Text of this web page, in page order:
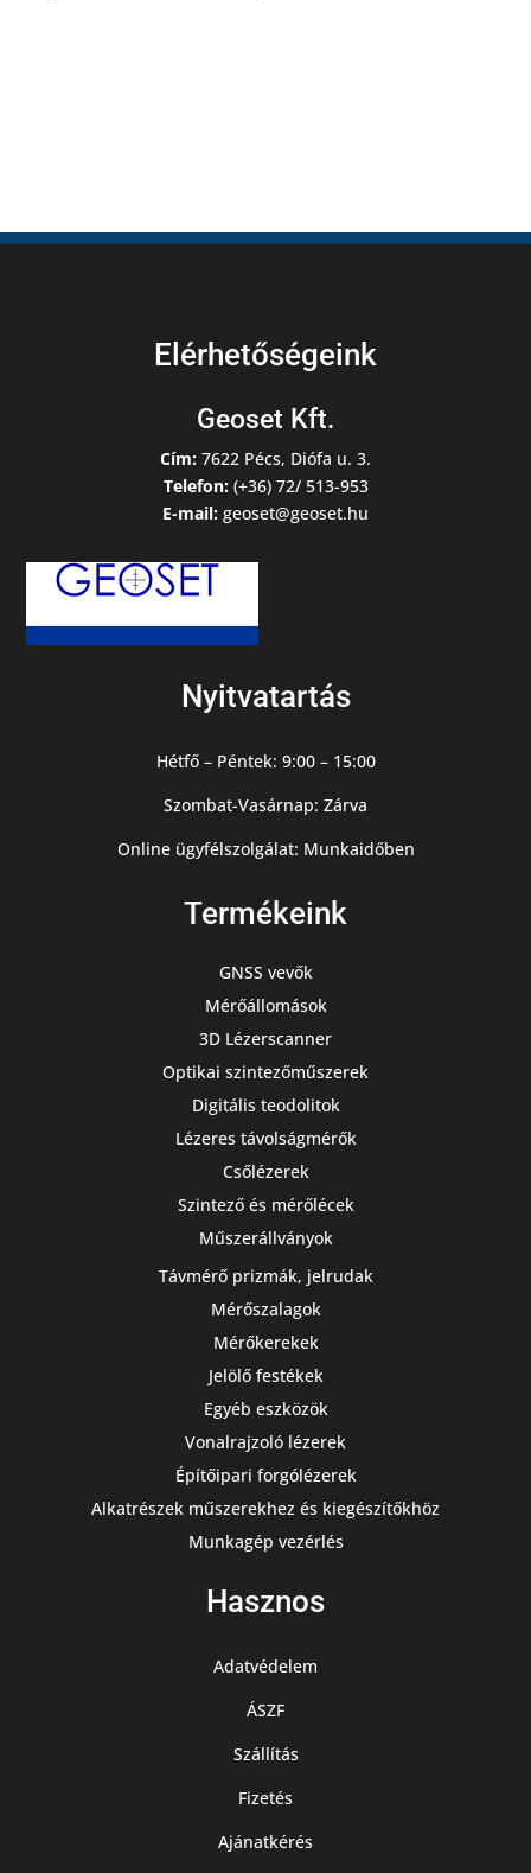
Elérhetőségeink
Geoset Kft.
Cím: 7622 Pécs, Diófa u. 3.
Telefon:(+36) 72/ 513-953
E-mail: geoset@geoset.hu
Nyitvatartás
Hétfő – Péntek: 9:00 – 15:00
Szombat-Vasárnap: Zárva
Online ügyfélszolgálat: Munkaidőben
Termékeink
GNSS vevők
Mérőállomások
3D Lézerscanner
Optikai szintezőműszerek
Digitális teodolitok
Lézeres távolságmérők
Csőlézerek
Szintező és mérőlécek
Műszerállványok
Távmérő prizmák, jelrudak
Mérőszalagok
Mérőkerekek
Jelölő festékek
Egyéb eszközök
Vonalrajzoló lézerek
Építőipari forgólézerek
Alkatrészek műszerekhez és kiegészítőkhöz
Munkagép vezérlés
Hasznos
Adatvédelem
ÁSZF
Szállítás
Fizetés
Ajánatkérés